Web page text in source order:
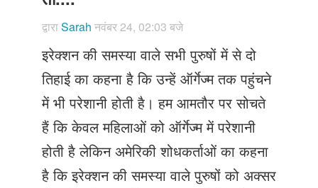
संपर्क करें
द्वाराSarah नवंबर 24, 02:03 बजे
इरेक्शन की समस्या वाले सभी पुरुषों में से दो
तिहाई का कहना है कि उन्हें ऑर्गेज्म तक पहुंचने
में भी परेशानी होती है। हम आमतौर पर सोचते
हैं कि केवल महिलाओं को ऑर्गेज्म में परेशानी
होती है लेकिन अमेरिकी शोधकर्ताओं का कहना
है कि इरेक्शन की समस्या वाले पुरुषों को अक्सर